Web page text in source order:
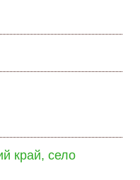
край, село